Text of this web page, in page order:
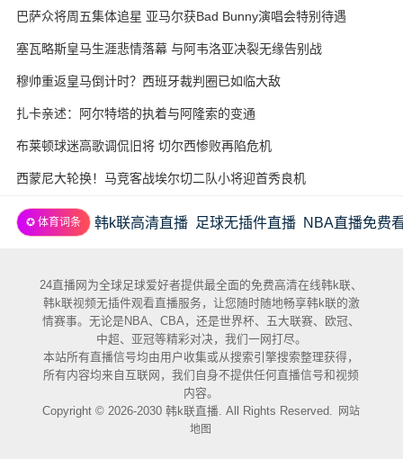
巴萨众将周五集体追星 亚马尔获Bad Bunny演唱会特别待遇
塞瓦略斯皇马生涯悲情落幕 与阿韦洛亚决裂无缘告别战
穆帅重返皇马倒计时？西班牙裁判圈已如临大敌
扎卡亲述：阿尔特塔的执着与阿隆索的变通
布莱顿球迷高歌调侃旧将 切尔西惨败再陷危机
西蒙尼大轮换！马竞客战埃尔切二队小将迎首秀良机
✪ 体育词条 韩k联高清直播 足球无插件直播 NBA直播免费
24直播网为全球足球爱好者提供最全面的免费高清在线韩k联、
韩k联视频无插件观看直播服务，让您随时随地畅享韩k联的激
情赛事。无论是NBA、CBA，还是世界杯、五大联赛、欧冠、
中超、亚冠等精彩对决，我们一网打尽。
本站所有直播信号均由用户收集或从搜索引擎搜索整理获得，
所有内容均来自互联网，我们自身不提供任何直播信号和视频
内容。
Copyright © 2026-2030 韩k联直播. All Rights Reserved.
网站
地图